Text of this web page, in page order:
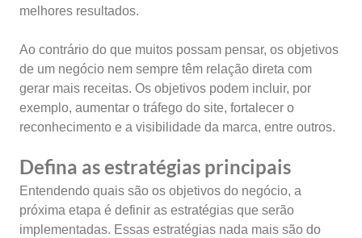
melhores resultados.
Ao contrário do que muitos possam pensar, os objetivos
de um negócio nem sempre têm relação direta com
gerar mais receitas. Os objetivos podem incluir, por
exemplo, aumentar o tráfego do site, fortalecer o
reconhecimento e a visibilidade da marca, entre outros.
Defina as estratégias principais
Entendendo quais são os objetivos do negócio, a
próxima etapa é definir as estratégias que serão
implementadas. Essas estratégias nada mais são do